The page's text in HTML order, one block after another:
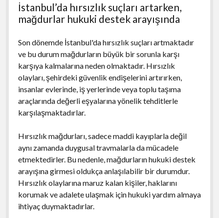
İstanbul’da hırsızlık suçları artarken,
mağdurlar hukuki destek arayışında
Son dönemde İstanbul'da hırsızlık suçları artmaktadır
ve bu durum mağdurların büyük bir sorunla karşı
karşıya kalmalarına neden olmaktadır. Hırsızlık
olayları, şehirdeki güvenlik endişelerini artırırken,
insanlar evlerinde, iş yerlerinde veya toplu taşıma
araçlarında değerli eşyalarına yönelik tehditlerle
karşılaşmaktadırlar.
Hırsızlık mağdurları, sadece maddi kayıplarla değil
aynı zamanda duygusal travmalarla da mücadele
etmektedirler. Bu nedenle, mağdurların hukuki destek
arayışına girmesi oldukça anlaşılabilir bir durumdur.
Hırsızlık olaylarına maruz kalan kişiler, haklarını
korumak ve adalete ulaşmak için hukuki yardım almaya
ihtiyaç duymaktadırlar.